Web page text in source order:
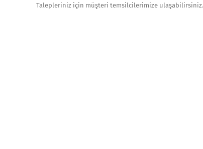
Talepleriniz için müşteri temsilcilerimize ulaşabilirsiniz.